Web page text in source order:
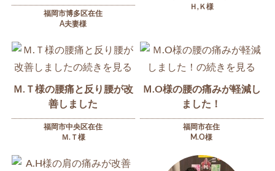
福岡市博多区在住
A夫妻様
Ｈ,Ｋ様
Ｍ.Ｔ様の腰痛と反り腰が改
善しました
福岡市中央区在住
Ｍ.Ｔ様
Ｍ.O様の腰の痛みが軽減し
ました！
福岡市在住
M.O様